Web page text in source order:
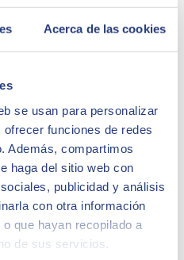
Acerca de las cookies
se usan para personalizar
funciones de redes
Además, compartimos
haga del sitio web con
publicidad y análisis
con otra información
que hayan recopilado a
de sus servicios.
vulnerables a ataques de tipo
deben seguir una guía de
sea seguro:
ser publicada en modo release.
debidamente las posibles
gratuitas
del byte-code,
PIE y conteo automático de
.
que permitan analizar el
posibles vulnerabilidades
manipulación e